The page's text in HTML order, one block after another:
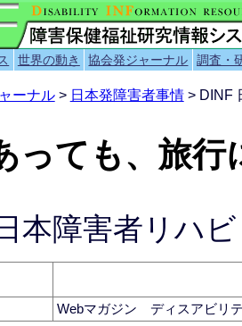
世界の動き 協会発ジャーナル 調査・
ーナル> 日本発障害者事情> DINF
っても、旅行
本障害者リハ
Webマガジン ディスアビリ